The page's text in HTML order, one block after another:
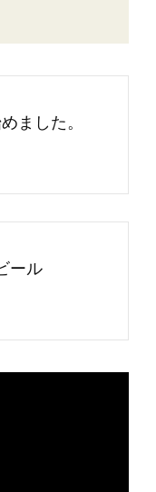
ました。
ール